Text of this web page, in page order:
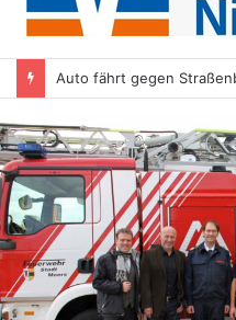
Auto fährt gegen